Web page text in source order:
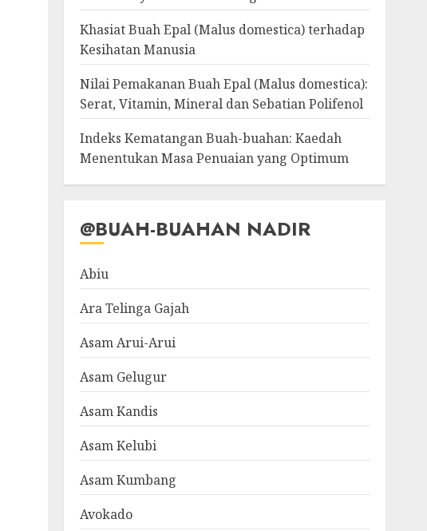
Khasiat Buah Epal (Malus domestica) terhadap
Kesihatan Manusia
Nilai Pemakanan Buah Epal (Malus domestica):
Serat, Vitamin, Mineral dan Sebatian Polifenol
Indeks Kematangan Buah-buahan: Kaedah
Menentukan Masa Penuaian yang Optimum
@BUAH-BUAHAN NADIR
Abiu
Ara Telinga Gajah
Asam Arui-Arui
Asam Gelugur
Asam Kandis
Asam Kelubi
Asam Kumbang
Avokado